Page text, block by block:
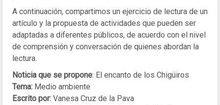
A continuación, compartimos un ejercicio de lectura de un
artículo y la propuesta de actividades que pueden ser
adaptadas a diferentes públicos, de acuerdo con el nivel
de comprensión y conversación de quienes abordan la
lectura.
Noticia que se propone: El encanto de los Chigüiros
Tema: Medio ambiente
Escrito por: Vanesa Cruz de la Pava